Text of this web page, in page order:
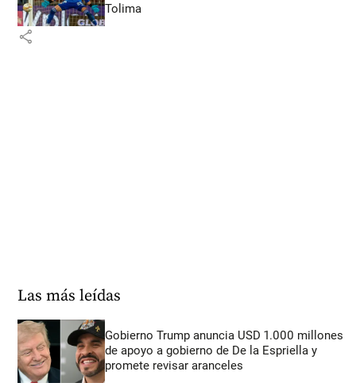
Tolima
share
Las más leídas
Gobierno Trump anuncia USD 1.000 millones
de apoyo a gobierno de De la Espriella y
promete revisar aranceles